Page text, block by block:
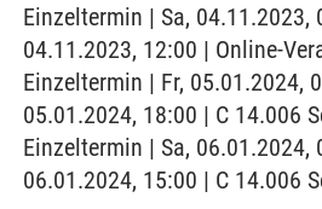
Einzeltermin | Sa, 04.11.2023,
04.11.2023, 12:00 | Online-
Einzeltermin | Fr, 05.01.2024,
05.01.2024, 18:00 | C 14.006
Einzeltermin | Sa, 06.01.2024,
06.01.2024, 15:00 | C 14.006